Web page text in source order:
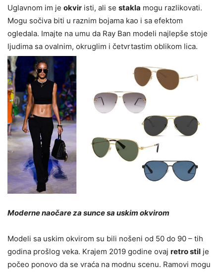
Uglavnom im je okvir isti, ali se stakla mogu razlikovati.
Mogu sočiva biti u raznim bojama kao i sa efektom
ogledala. Imajte na umu da Ray Ban modeli najlepše stoje
ljudima sa ovalnim, okruglim i četvrtastim oblikom lica.
Moderne naočare za sunce sa uskim okvirom
Modeli sa uskim okvirom su bili nošeni od 50 do 90 – tih
godina prošlog veka. Krajem 2019 godine ovaj retro stil je
počeo ponovo da se vraća na modnu scenu. Ramovi mogu